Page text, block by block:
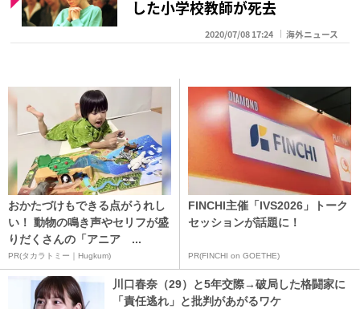
した小学校教師が死去
2020/07/08 17:24 海外ニュース
おかたづけもできる点がうれし
い！ 動物の鳴き声やセリフが盛
りだくさんの「アニア ...
PR(タカラトミー｜Hugkum)
FINCHI主催「IVS2026」トーク
セッションが話題に！
PR(FINCHI on GOETHE)
川口春奈（29）と5年交際→破局した格闘家に
「責任逃れ」と批判があがるワケ